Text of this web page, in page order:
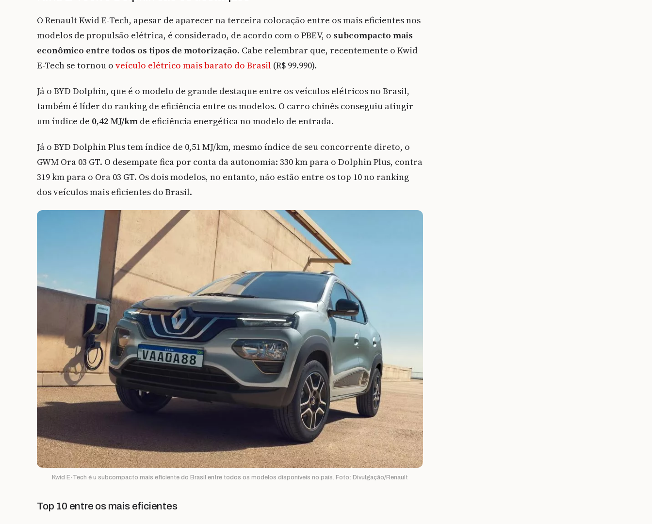
O Renault Kwid E-Tech, apesar de aparecer na terceira colocação entre os mais eficientes nos
modelos de propulsão elétrica, é considerado, de acordo com o PBEV, o subcompacto mais
econômico entre todos os tipos de motorização. Cabe relembrar que, recentemente o Kwid
E-Tech se tornou o veículo elétrico mais barato do Brasil (R$ 99.990).
Já o BYD Dolphin, que é o modelo de grande destaque entre os veículos elétricos no Brasil,
também é líder do ranking de eficiência entre os modelos. O carro chinês conseguiu atingir
um índice de 0,42 MJ/km de eficiência energética no modelo de entrada.
Já o BYD Dolphin Plus tem índice de 0,51 MJ/km, mesmo índice de seu concorrente direto, o
GWM Ora 03 GT. O desempate fica por conta da autonomia: 330 km para o Dolphin Plus, contra
319 km para o Ora 03 GT. Os dois modelos, no entanto, não estão entre os top 10 no ranking
dos veículos mais eficientes do Brasil.
Kwid E-Tech é u subcompacto mais eficiente do Brasil entre todos os modelos disponíveis no país. Foto: Divulgação/Renault
Top 10 entre os mais eficientes